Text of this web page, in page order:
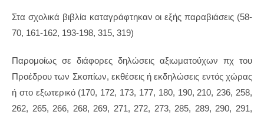
Στα σχολικά βιβλία καταγράφτηκαν οι εξής παραβιάσεις (58-
70, 161-162, 193-198, 315, 319)
Παρομοίως σε διάφορες δηλώσεις αξιωματούχων πχ του
Προέδρου των Σκοπίων, εκθέσεις ή εκδηλώσεις εντός χώρας
ή στο εξωτερικό (170, 172, 173, 177, 180, 190, 210, 236, 258,
262, 265, 266, 268, 269, 271, 272, 273, 285, 289, 290, 291,